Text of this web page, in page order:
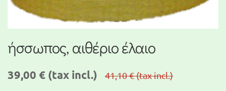
ήσσωπος, αιθέριο έλαιο
39,00 € (tax incl.) 41,10 €(tax incl.)